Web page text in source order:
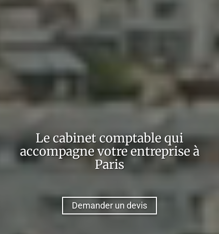
Le cabinet comptable qui
accompagne votre entreprise à
Paris
Demander un devis